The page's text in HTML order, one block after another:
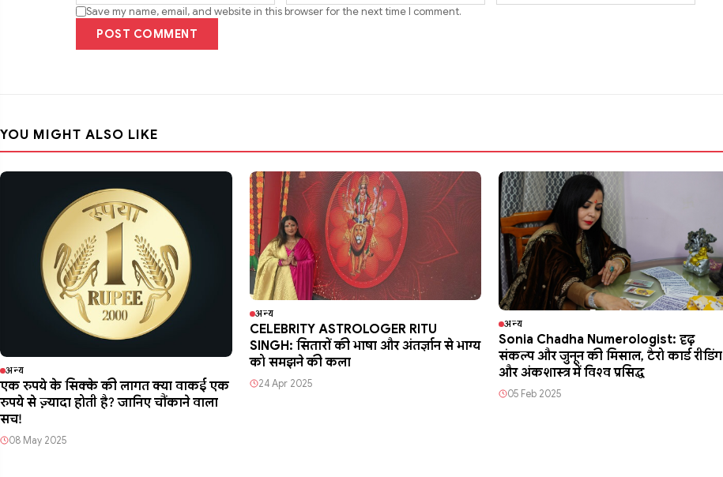
Save my name, email, and website in this browser for the next time I comment.
POST COMMENT
YOU MIGHT ALSO LIKE
अन्य
एक रुपये के सिक्के की लागत क्या वाकई एक
रुपये से ज़्यादा होती है? जानिए चौंकाने वाला
सच!
08 May 2025
अन्य
CELEBRITY ASTROLOGER RITU
SINGH: सितारों की भाषा और अंतर्ज्ञान से भाग्य
को समझने की कला
24 Apr 2025
अन्य
Sonia Chadha Numerologist: दृढ़
संकल्प और जुनून की मिसाल, टैरो कार्ड रीडिंग
और अंकशास्त्र में विश्व प्रसिद्ध
05 Feb 2025